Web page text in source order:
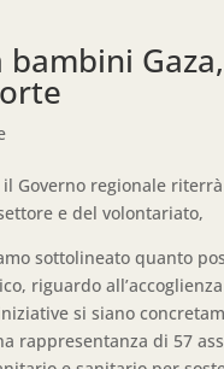
bambini
il Governo regionale
e del volontariato,
sottolineato quanto
riguardo
si siano
rappresentanza di 57